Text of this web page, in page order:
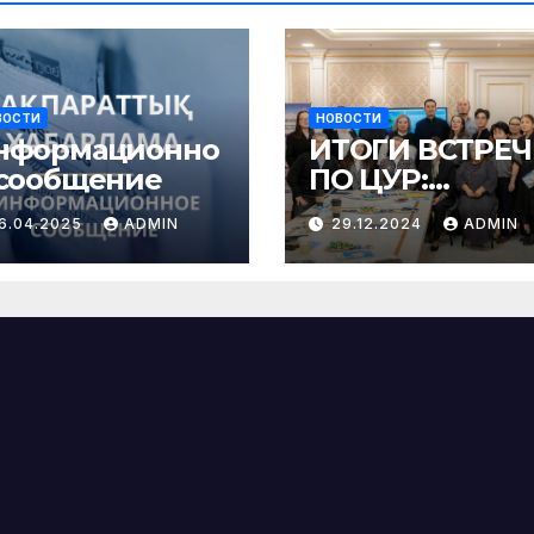
ADMIN
НОВОСТИ
ИТОГИ
ПО ЦУР:
достижения,
вызовы и
на будущее
29.12.2024 ADMIN